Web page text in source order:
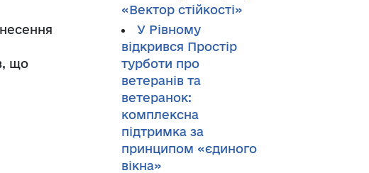
що
«Вектор стійкості»
У Рівному
відкрився Простір
турботи про
ветеранів та
ветеранок:
комплексна
підтримка за
принципом «єдиного
вікна»